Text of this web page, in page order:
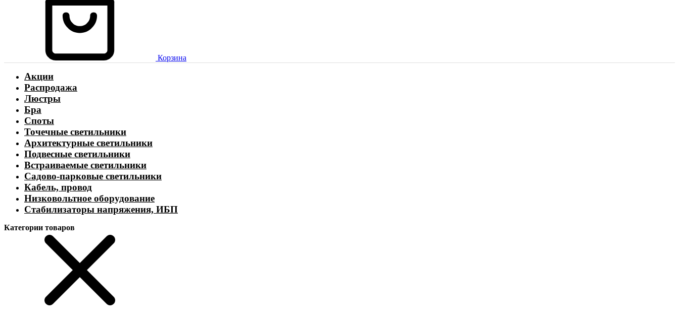
Корзина
Акции
Распродажа
Люстры
Бра
Споты
Точечные светильники
Архитектурные светильники
Подвесные светильники
Встраиваемые светильники
Садово-парковые светильники
Кабель, провод
Низковольтное оборудование
Стабилизаторы напряжения, ИБП
Категории товаров